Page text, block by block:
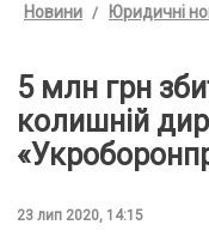
Новини Юридичні
5 млн грн
колишній
23 лип 2020, 14:15